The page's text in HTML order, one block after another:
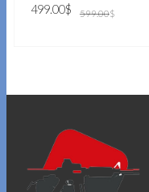
599.00$Original
price
499.00$
Current
price